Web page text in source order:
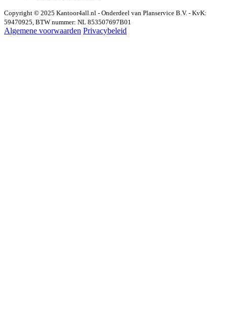
Copyright © 2025 Kantoor4all.nl - Onderdeel van Planservice B.V. - KvK:
59470925, BTW nummer: NL 853507697B01
Algemene voorwaarden Privacybeleid